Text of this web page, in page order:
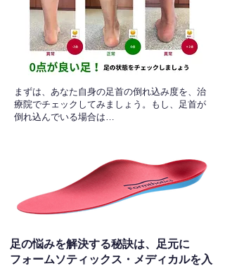
​まずは、あなた自身の足首の倒れ込み度を、治
療院でチェックしてみましょう。もし、足首が
倒れ込んでいる場合は…
足の悩みを解決する秘訣は、足元に
フォームソティックス・メディカルを入